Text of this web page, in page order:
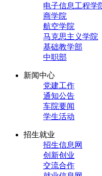
电子信息工程学
商学院
航空学院
马克思主义学院
基础教学部
中职部
新闻中心
党建工作
通知公告
车院要闻
学生活动
招生就业
招生信息网
创新创业
交流合作